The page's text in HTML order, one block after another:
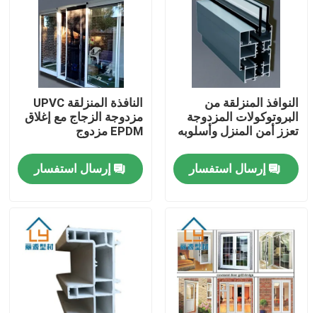
معلومات عنا
جولة في المعمل
رقابة جودة
اتصل بنا
ملامح الباب UPVC
ملامح نافذة UPVC
النوافذ المنزلقة من
البروتوكولات المزدوجة
تعزز أمن المنزل وأسلوبه
إرسال استفسار
النافذة المنزلقة UPVC
مزدوجة الزجاج مع إغلاق
EPDM مزدوج
إرسال استفسار